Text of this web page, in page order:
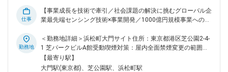
長領域における事業開発フロント機能 ・ KMI技術関連部門と
連携した、センシング技術資産を活用した事業開発 （2）新領
ダストリー強化領域の事業群と連携した事業開発の推進 ・
KMI技術関連部門と連携した、センシング技術資産を活用した
事業開発 変更の範囲：会社の定める業務
仕事
【事業成長を技術で牽引／社会課題の解決に挑むグローバル企
業最先端センシング技術×事業開発／1000億円規模事業への成
内容： センシング事業における事業戦略の立案・事業開発の
遂行をお任せいたします。 （1）成長領域：ハイパースペクト
ルカメラ、自動車の外観計測事業を中心としたセンシング技術
の応用分野 （2）新領域：センシング事業の強みを活かした領
勤務地
＜勤務地詳細＞浜松町大門サイト住所：東京都港区芝公園2-4-
1 芝パークビルA館受動喫煙対策：屋内全面禁煙変更の範囲：
会社の定める事業所（リモートワーク含む）
【最寄り駅】
大門駅(東京都)、芝公園駅、浜松町駅